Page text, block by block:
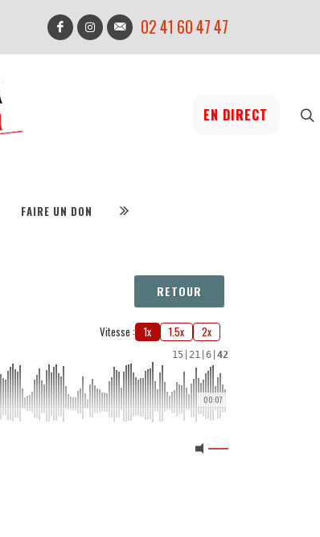
02 41 60 47 47
EN DIRECT
FAIRE UN DON
RETOUR
Vitesse : 1x 1.5x 2x
15 21 6 42
00:07